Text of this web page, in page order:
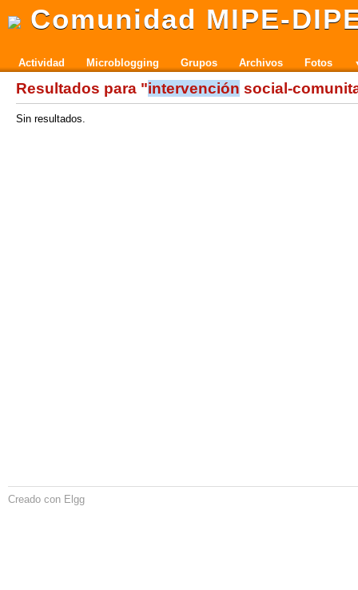
Comunidad MIPE-
Actividad Microblogging Grupos Archivos Fotos
Resultados para "intervención social-
Sin resultados.
Creado con Elgg